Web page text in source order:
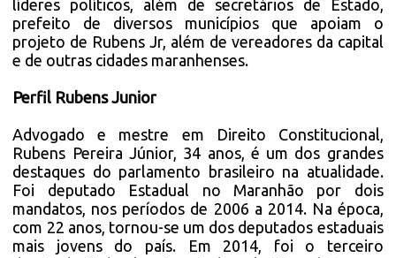
líderes políticos, além de secretários de Estado,
prefeito de diversos municípios que apoiam o
projeto de Rubens Jr, além de vereadores da capital
e de outras cidades maranhenses.
Perfil Rubens Junior
Advogado e mestre em Direito Constitucional,
Rubens Pereira Júnior, 34 anos, é um dos grandes
destaques do parlamento brasileiro na atualidade.
Foi deputado Estadual no Maranhão por dois
mandatos, nos períodos de 2006 a 2014. Na época,
com 22 anos, tornou-se um dos deputados estaduais
mais jovens do país. Em 2014, foi o terceiro